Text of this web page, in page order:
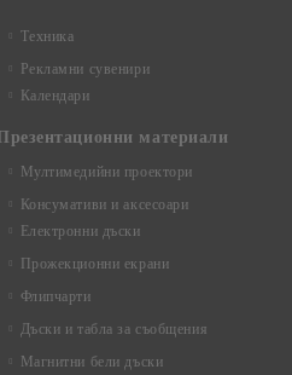
Техника
Рекламни сувенири
Календари
Презентационни материали
Мултимедийни проектори
Консумативи и аксесоари
Електронни дъски
Прожекционни екрани
Флипчарти
Дъски и табла за съобщения
Магнитни бели дъски